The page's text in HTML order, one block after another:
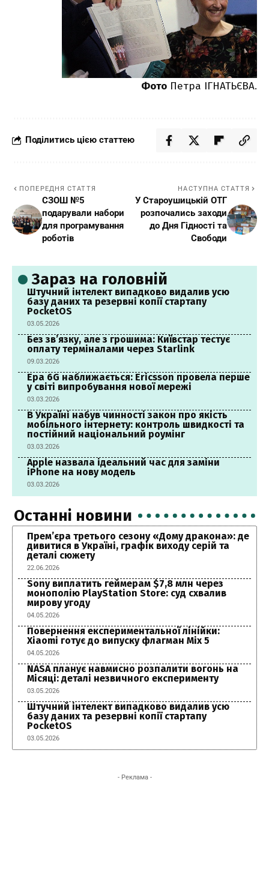
Фото Петра ІГНАТЬЄВА.
Поділитись цією статтею
ПОПЕРЕДНЯ СТАТТЯ
СЗОШ №5
подарували набори
для програмування
роботів
НАСТУПНА СТАТТЯ
У Староушицькій ОТГ
розпочались заходи
до Дня Гідності та
Свободи
Зараз на головній
Штучний інтелект випадково видалив усю
базу даних та резервні копії стартапу
PocketOS
03.05.2026
Без зв’язку, але з грошима: Київстар тестує
оплату терміналами через Starlink
09.03.2026
Ера 6G наближається: Ericsson провела перше
у світі випробування нової мережі
03.03.2026
В Україні набув чинності закон про якість
мобільного інтернету: контроль швидкості та
постійний національний роумінг
03.03.2026
Apple назвала ідеальний час для заміни
iPhone на нову модель
03.03.2026
Останні новини
Прем’єра третього сезону «Дому дракона»: де
дивитися в Україні, графік виходу серій та
деталі сюжету
22.06.2026
Sony виплатить геймерам $7,8 млн через
монополію PlayStation Store: суд схвалив
мирову угоду
04.05.2026
Повернення експериментальної лінійки:
Xiaomi готує до випуску флагман Mix 5
04.05.2026
NASA планує навмисно розпалити вогонь на
Місяці: деталі незвичного експерименту
03.05.2026
Штучний інтелект випадково видалив усю
базу даних та резервні копії стартапу
PocketOS
03.05.2026
- Реклама -